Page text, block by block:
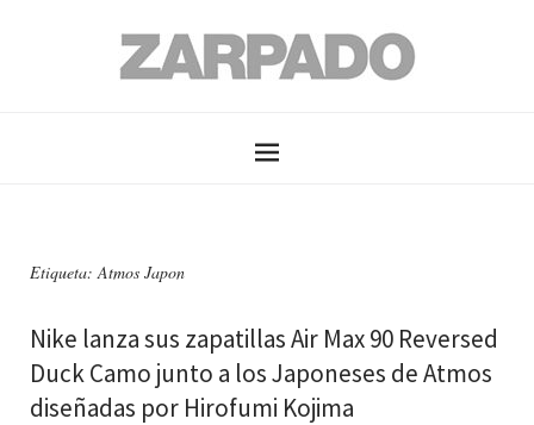
Etiqueta: Atmos Japon
Nike lanza sus zapatillas Air Max 90 Reversed
Duck Camo junto a los Japoneses de Atmos
diseñadas por Hirofumi Kojima